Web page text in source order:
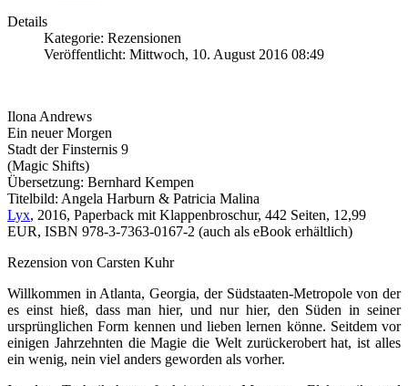
Details
Kategorie: Rezensionen
Veröffentlicht: Mittwoch, 10. August 2016 08:49
Ilona Andrews
Ein neuer Morgen
Stadt der Finsternis 9
(Magic Shifts)
Übersetzung: Bernhard Kempen
Titelbild: Angela Harburn & Patricia Malina
Lyx, 2016, Paperback mit Klappenbroschur, 442 Seiten, 12,99
EUR, ISBN 978-3-7363-0167-2 (auch als eBook erhältlich)
Rezension von Carsten Kuhr
Willkommen in Atlanta, Georgia, der Südstaaten-Metropole von der
es einst hieß, dass man hier, und nur hier, den Süden in seiner
ursprünglichen Form kennen und lieben lernen könne. Seitdem vor
einigen Jahrzehnten die Magie die Welt zurückerobert hat, ist alles
ein wenig, nein viel anders geworden als vorher.